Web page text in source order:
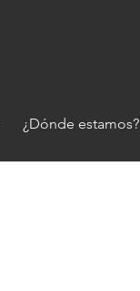
¿Dónde estamos?